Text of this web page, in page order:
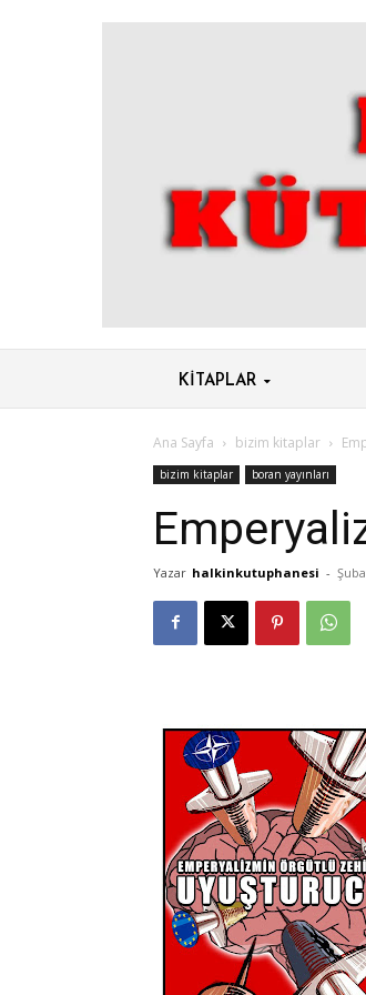
KITAPLAR
Ana Sayfa bizim kitaplar
bizim kitaplar boran yayınları
Yazar halkinkutuphanesi -